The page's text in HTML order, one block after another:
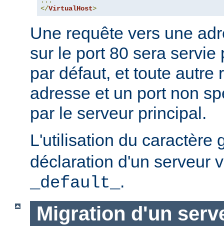
</VirtualHost>
Une requête vers une
sur le port 80 sera servie
par défaut, et toute autre
adresse et un port non
par le serveur principal.
L'utilisation du caractère
déclaration d'un serveur
_default_ .
Migration d'un